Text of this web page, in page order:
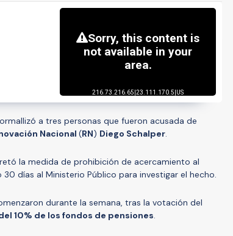
a tres personas que fueron acusada de
Nacional (RN) Diego Schalper.
la medida de prohibición de acercamiento al
días al Ministerio Público para investigar el hecho.
durante la semana, tras la votación del
10% de los fondos de pensiones.